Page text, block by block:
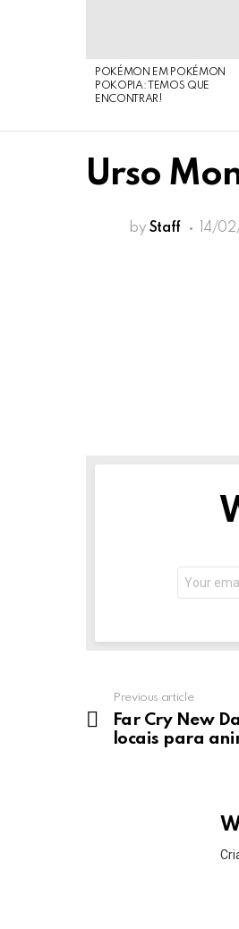
POKÉMON EM POKÉMON
POKOPIA: TEMOS QUE
ENCONTRAR!
Urso
by Staff 14/
address:
more
Previous article
Far Cry New
locais para